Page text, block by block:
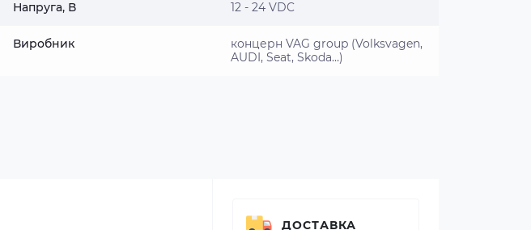
Напруга, В 12 - 24 VDC
Виробник
концерн VAG group (Volksvagen,
AUDI, Seat, Skoda…)
ДОСТАВКА